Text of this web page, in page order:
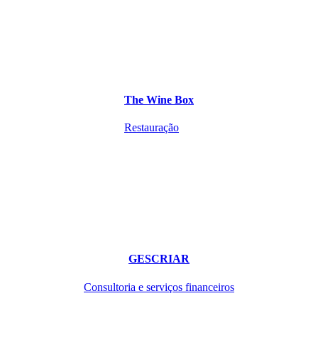
The Wine Box
Restauração
GESCRIAR
Consultoria e serviços financeiros